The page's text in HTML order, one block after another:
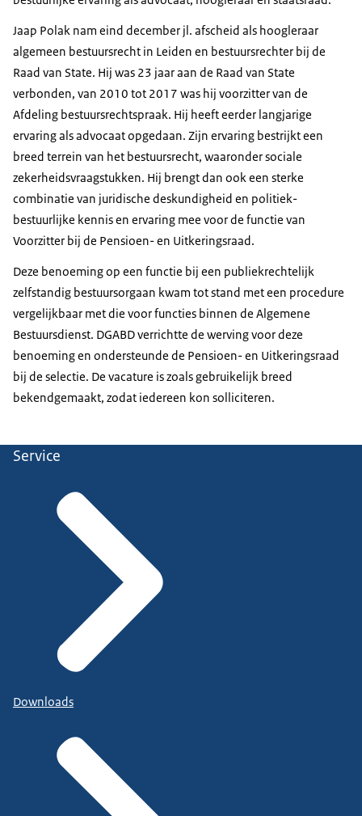
Jaap Polak nam eind december jl. afscheid als hoogleraar
algemeen bestuursrecht in Leiden en bestuursrechter bij de
Raad van State. Hij was 23 jaar aan de Raad van State
verbonden, van 2010 tot 2017 was hij voorzitter van de
Afdeling bestuursrechtspraak. Hij heeft eerder langjarige
ervaring als advocaat opgedaan. Zijn ervaring bestrijkt een
breed terrein van het bestuursrecht, waaronder sociale
zekerheidsvraagstukken. Hij brengt dan ook een sterke
combinatie van juridische deskundigheid en politiek-
bestuurlijke kennis en ervaring mee voor de functie van
Voorzitter bij de Pensioen- en Uitkeringsraad.
Deze benoeming op een functie bij een publiekrechtelijk
zelfstandig bestuursorgaan kwam tot stand met een procedure
vergelijkbaar met die voor functies binnen de Algemene
Bestuursdienst. DGABD verrichtte de werving voor deze
benoeming en ondersteunde de Pensioen- en Uitkeringsraad
bij de selectie. De vacature is zoals gebruikelijk breed
bekendgemaakt, zodat iedereen kon solliciteren.
Service
Downloads